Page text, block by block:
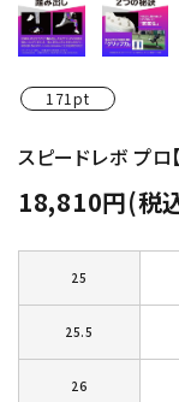
171pt
スピードレボ プ
18,810円(税
25
25.5
26